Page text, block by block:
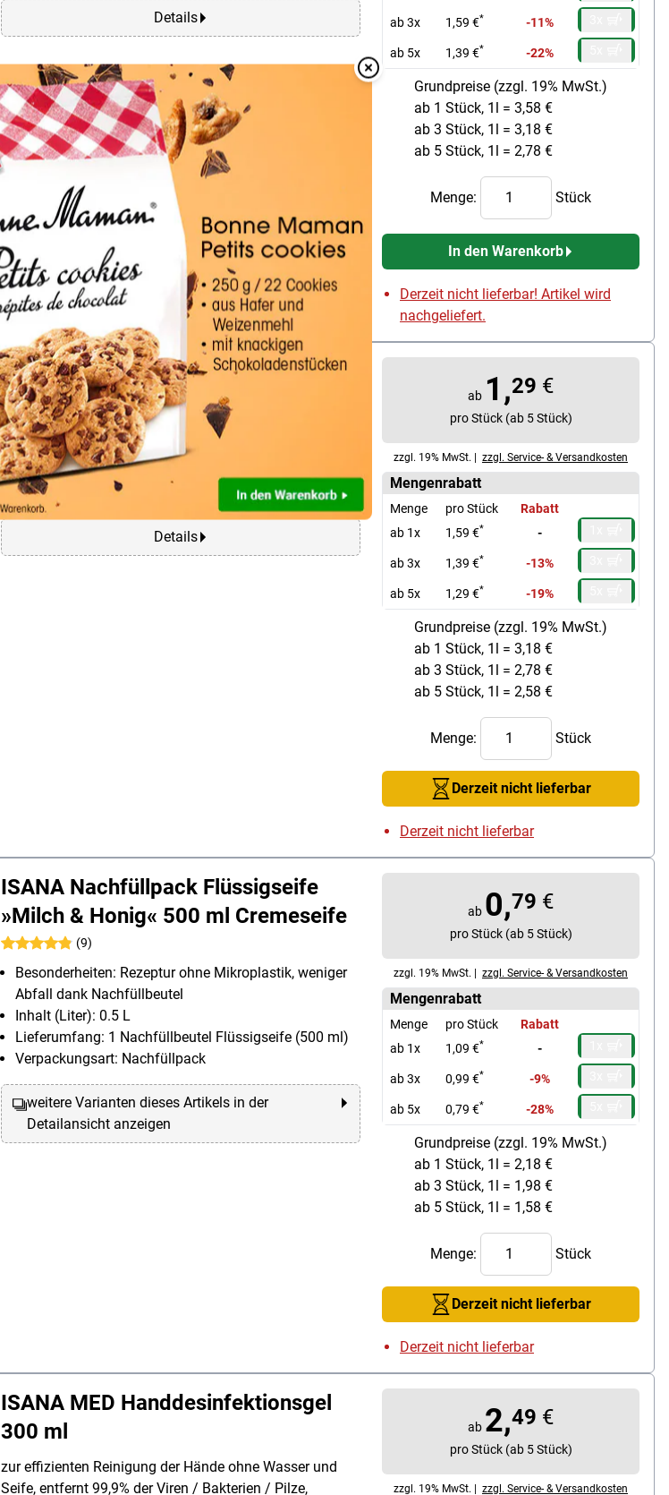
Overlay Schließen
Details ab 3x 1,59 €* -11%
ab 5x 1,39 €* -22%
Grundpreise (zzgl. 19% MwSt.)
ab 1 Stück, 1l = 3,58 €
ab 3 Stück, 1l = 3,18 €
ab 5 Stück, 1l = 2,78 €
Menge: Stück
In den Warenkorb
Derzeit nicht lieferbar! Artikel wird
nachgeliefert.
ISANA Flüssigseife »Lovely Coco«
500 ml
Besonderheiten: ohne Mikroplastik
Inhalt (Liter): 0.5 L
Lieferumfang: 500 ml Flüssigseife
Verpackungsart: Flasche mit Spender
Details
ab 1,29 €
pro Stück (ab 5 Stück)
zzgl. 19% MwSt. | zzgl. Service- & Versandkosten
Mengenrabatt
Menge pro Stück
Rabatt
ab 1x
1,59 €* -
ab 3x 1,39 €* -13%
ab 5x 1,29 €* -19%
Grundpreise (zzgl. 19% MwSt.)
ab 1 Stück, 1l = 3,18 €
ab 3 Stück, 1l = 2,78 €
ab 5 Stück, 1l = 2,58 €
Menge: Stück
Derzeit nicht lieferbar
Derzeit nicht lieferbar
ISANA Nachfüllpack Flüssigseife
»Milch & Honig« 500 ml Cremeseife
(9)
Besonderheiten: Rezeptur ohne Mikroplastik, weniger
Abfall dank Nachfüllbeutel
Inhalt (Liter): 0.5 L
Lieferumfang: 1 Nachfüllbeutel Flüssigseife (500 ml)
Verpackungsart: Nachfüllpack
weitere Varianten dieses Artikels in der
Detailansicht anzeigen
ab 0,79 €
pro Stück (ab 5 Stück)
zzgl. 19% MwSt. | zzgl. Service- & Versandkosten
Mengenrabatt
Menge pro Stück
Rabatt
ab 1x
1,09 €* -
ab 3x 0,99 €* -9%
ab 5x 0,79 €* -28%
Grundpreise (zzgl. 19% MwSt.)
ab 1 Stück, 1l = 2,18 €
ab 3 Stück, 1l = 1,98 €
ab 5 Stück, 1l = 1,58 €
Menge: Stück
Derzeit nicht lieferbar
Derzeit nicht lieferbar
ISANA MED Handdesinfektionsgel
300 ml
zur effizienten Reinigung der Hände ohne Wasser und
Seife, entfernt 99,9% der Viren / Bakterien / Pilze,
ab 2,49 €
pro Stück (ab 5 Stück)
zzgl. 19% MwSt. | zzgl. Service- & Versandkosten